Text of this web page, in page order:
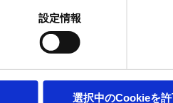
た情報と組み合わ
があります。
は
こちら
third partieswho
設定情報
選択中のCookieを
せ